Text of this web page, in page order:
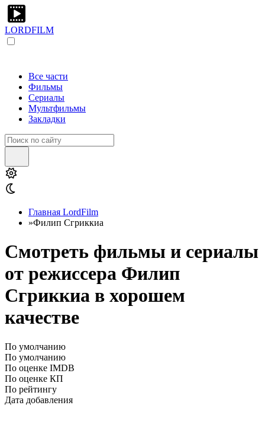
LORDFILM
Все части
Фильмы
Сериалы
Мультфильмы
Закладки
Главная LordFilm
»Филип Сгриккиа
Смотреть фильмы и сериалы
от режиссера Филип
Сгриккиа в хорошем
качестве
По умолчанию
По умолчанию
По оценке IMDB
По оценке КП
По рейтингу
Дата добавления